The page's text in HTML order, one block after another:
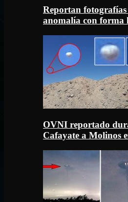
Reportan
anomalía con forma
OVNI reportado
Cafayate a Molinos